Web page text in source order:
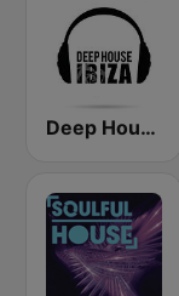
Deep House Ibiza